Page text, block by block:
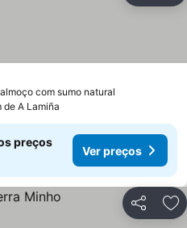
com sumo natural
de A Lamiña
preços
Ver preços
Partilhar